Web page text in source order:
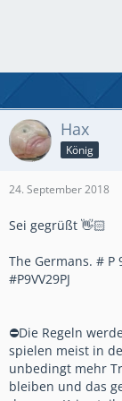
Hax
König
24. September 2018
Sei gegrüßt 👋🏻
The Germans. # P
#P9VV29PJ
⛔Die Regeln
spielen meist in
unbedingt mehr
bleiben und das